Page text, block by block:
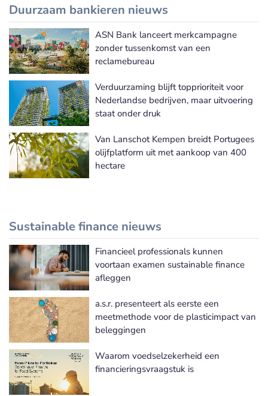
Duurzaam bankieren nieuws
Meer Duurzaam bankieren nieuws
ASN Bank lanceert merkcampagne
zonder tussenkomst van een
reclamebureau
Verduurzaming blijft topprioriteit voor
Nederlandse bedrijven, maar uitvoering
staat onder druk
Van Lanschot Kempen breidt Portugees
olijfplatform uit met aankoop van 400
hectare
Sustainable finance nieuws
Meer Sustainable finance nieuws
Financieel professionals kunnen
voortaan examen sustainable finance
afleggen
a.s.r. presenteert als eerste een
meetmethode voor de plasticimpact van
beleggingen
Waarom voedselzekerheid een
financieringsvraagstuk is